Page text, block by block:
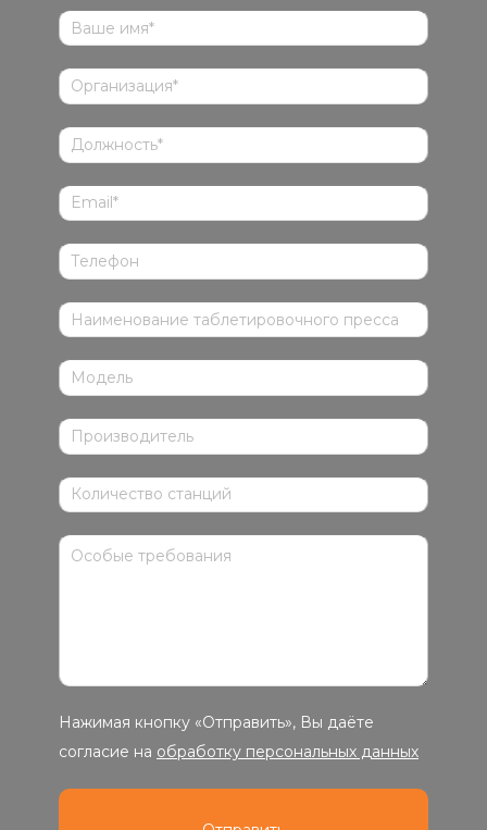
Нажимая кнопку «Отправить», Вы даёте
согласие на обработку персональных данных